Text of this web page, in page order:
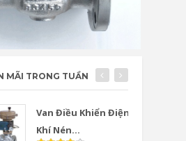
MÃI TRONG TUẦN
Van Điều Khiển Điện
Khí Nén...